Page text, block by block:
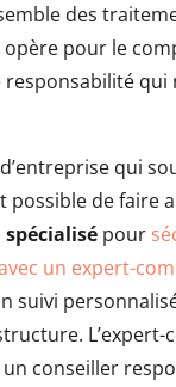
des
opère pour le
qui
qui
possible de faire
pour
un expert-
suivi
conseiller